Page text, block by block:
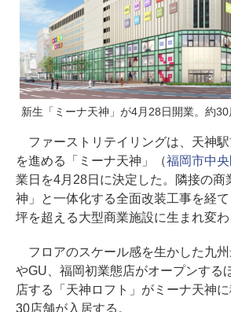
新生「ミーナ天神」が4月28日開業。約
ファーストリテイリングは、天神
を進める「ミーナ天神」（福岡市中
業日を4月28日に決定した。隣接の商
神」と一体化する全面改装工事を経
坪を超える大型商業施設に生まれ変わ
フロアのスケール感を生かした九州
やGU、福岡初業態店がオープンする
店する「天神ロフト」がミーナ天神
30店舗が入居する。